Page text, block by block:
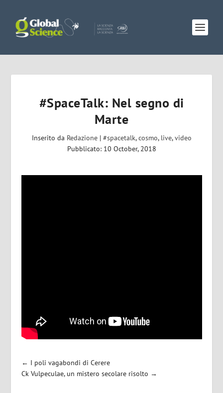
#SpaceTalk: Nel segno di
Marte
Inserito da Redazione| #spacetalk,cosmo, live,video
Pubblicato: 10 October, 2018
← I poli vagabondi di Cerere
Ck Vulpeculae, un mistero secolare risolto →